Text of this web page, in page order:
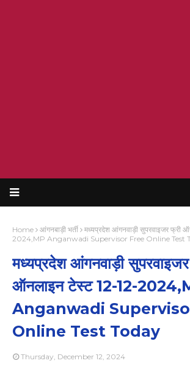
Home आंगनबाड़ी भर्ती
मध्यप्रदेश आंगनवाड़ी सुपरवाइजर फ्री
2024,MP Anganwadi Supervisor Free Online Test
मध्यप्रदेश आंगनवाड़ी
ऑनलाइन टेस्ट 12-12-
Anganwadi
Online Test Today
Thursday, December 12, 2024